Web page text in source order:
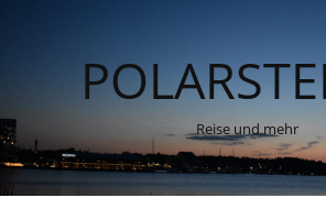
Reise und mehr